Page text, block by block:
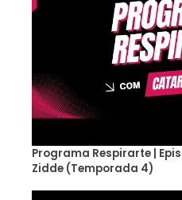
Programa Respirarte |
Zidde (Temporada 4)